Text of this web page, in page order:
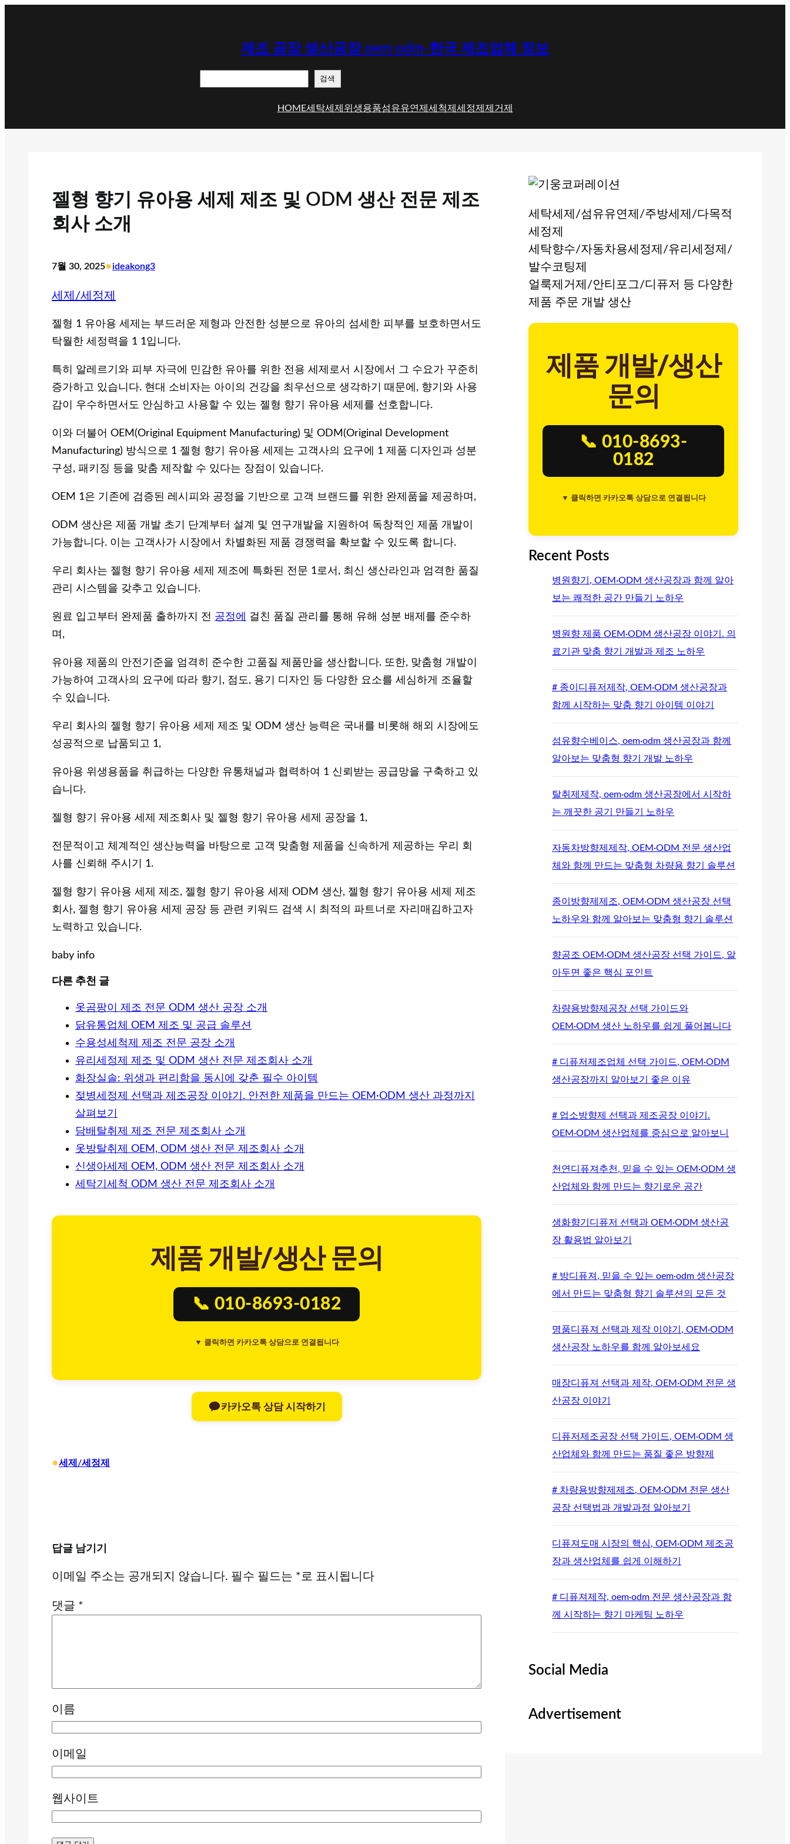
제조 공장 생산공장 oem odm-한국 제조업체 정보
검색
HOME세탁세제 위생용품섬유유연제 세척제 세정제 제거제
젤형 향기 유아용 세제 제조 및 ODM 생산 전문 제조
회사 소개
7월 30, 2025•ideakong3
세제/세정제
젤형 1 유아용 세제는 부드러운 제형과 안전한 성분으로 유아의 섬세한 피부를 보호하면서도
탁월한 세정력을 1 1입니다.
특히 알레르기와 피부 자극에 민감한 유아를 위한 전용 세제로서 시장에서 그 수요가 꾸준히
증가하고 있습니다. 현대 소비자는 아이의 건강을 최우선으로 생각하기 때문에, 향기와 사용
감이 우수하면서도 안심하고 사용할 수 있는 젤형 향기 유아용 세제를 선호합니다.
이와 더불어 OEM(Original Equipment Manufacturing) 및 ODM(Original Development
Manufacturing) 방식으로 1 젤형 향기 유아용 세제는 고객사의 요구에 1 제품 디자인과 성분
구성, 패키징 등을 맞춤 제작할 수 있다는 장점이 있습니다.
OEM 1은 기존에 검증된 레시피와 공정을 기반으로 고객 브랜드를 위한 완제품을 제공하며,
ODM 생산은 제품 개발 초기 단계부터 설계 및 연구개발을 지원하여 독창적인 제품 개발이
가능합니다. 이는 고객사가 시장에서 차별화된 제품 경쟁력을 확보할 수 있도록 합니다.
우리 회사는 젤형 향기 유아용 세제 제조에 특화된 전문 1로서, 최신 생산라인과 엄격한 품질
관리 시스템을 갖추고 있습니다.
원료 입고부터 완제품 출하까지 전 공정에
걸친 품질 관리를 통해 유해 성분 배제를 준수하
며,
유아용 제품의 안전기준을 엄격히 준수한 고품질 제품만을 생산합니다. 또한, 맞춤형 개발이
가능하여 고객사의 요구에 따라 향기, 점도, 용기 디자인 등 다양한 요소를 세심하게 조율할
수 있습니다.
우리 회사의 젤형 향기 유아용 세제 제조 및 ODM 생산 능력은 국내를 비롯해 해외 시장에도
성공적으로 납품되고 1,
유아용 위생용품을 취급하는 다양한 유통채널과 협력하여 1 신뢰받는 공급망을 구축하고 있
습니다.
젤형 향기 유아용 세제 제조회사 및 젤형 향기 유아용 세제 공장을 1,
전문적이고 체계적인 생산능력을 바탕으로 고객 맞춤형 제품을 신속하게 제공하는 우리 회
사를 신뢰해 주시기 1.
젤형 향기 유아용 세제 제조, 젤형 향기 유아용 세제 ODM 생산, 젤형 향기 유아용 세제 제조
회사, 젤형 향기 유아용 세제 공장 등 관련 키워드 검색 시 최적의 파트너로 자리매김하고자
노력하고 있습니다.
baby info
다른 추천 글
옷곰팡이 제조 전문 ODM 생산 공장 소개
닭유통업체 OEM 제조 및 공급 솔루션
수용성세척제 제조 전문 공장 소개
유리세정제 제조 및 ODM 생산 전문 제조회사 소개
화장실솔: 위생과 편리함을 동시에 갖춘 필수 아이템
젖병세정제 선택과 제조공장 이야기. 안전한 제품을 만드는 OEM·ODM 생산 과정까지
살펴보기
담배탈취제 제조 전문 제조회사 소개
옷방탈취제 OEM, ODM 생산 전문 제조회사 소개
신생아세제 OEM, ODM 생산 전문 제조회사 소개
세탁기세척 ODM 생산 전문 제조회사 소개
제품 개발/생산 문의
📞 010-8693-0182
▼ 클릭하면 카카오톡 상담으로 연결됩니다
카카오톡 상담 시작하기
•세제/세정제
답글 남기기
이메일 주소는 공개되지 않습니다. 필수 필드는 *로 표시됩니다
댓글 *
이름
이메일
웹사이트
세탁세제/섬유유연제/주방세제/다목적
세정제
세탁향수/자동차용세정제/유리세정제/
발수코팅제
얼룩제거제/안티포그/디퓨저 등 다양한
제품 주문 개발 생산
제품 개발/생산
문의
📞 010-8693-
0182
▼ 클릭하면 카카오톡 상담으로 연결됩니다
Recent Posts
병원향기, OEM·ODM 생산공장과 함께 알아
보는 쾌적한 공간 만들기 노하우
병원향 제품 OEM·ODM 생산공장 이야기. 의
료기관 맞춤 향기 개발과 제조 노하우
# 종이디퓨저제작, OEM·ODM 생산공장과
함께 시작하는 맞춤 향기 아이템 이야기
섬유향수베이스, oem·odm 생산공장과 함께
알아보는 맞춤형 향기 개발 노하우
탈취제제작, oem·odm 생산공장에서 시작하
는 깨끗한 공기 만들기 노하우
자동차방향제제작, OEM·ODM 전문 생산업
체와 함께 만드는 맞춤형 차량용 향기 솔루션
종이방향제제조, OEM·ODM 생산공장 선택
노하우와 함께 알아보는 맞춤형 향기 솔루션
향공조 OEM·ODM 생산공장 선택 가이드, 알
아두면 좋은 핵심 포인트
차량용방향제공장 선택 가이드와
OEM·ODM 생산 노하우를 쉽게 풀어봅니다
# 디퓨저제조업체 선택 가이드, OEM·ODM
생산공장까지 알아보기 좋은 이유
# 업소방향제 선택과 제조공장 이야기.
OEM·ODM 생산업체를 중심으로 알아보니
천연디퓨져추천, 믿을 수 있는 OEM·ODM 생
산업체와 함께 만드는 향기로운 공간
생화향기디퓨저 선택과 OEM·ODM 생산공
장 활용법 알아보기
# 방디퓨져, 믿을 수 있는 oem·odm 생산공장
에서 만드는 맞춤형 향기 솔루션의 모든 것
명품디퓨져 선택과 제작 이야기, OEM·ODM
생산공장 노하우를 함께 알아보세요
매장디퓨져 선택과 제작, OEM·ODM 전문 생
산공장 이야기
디퓨저제조공장 선택 가이드, OEM·ODM 생
산업체와 함께 만드는 품질 좋은 방향제
# 차량용방향제제조, OEM·ODM 전문 생산
공장 선택법과 개발과정 알아보기
디퓨져도매 시장의 핵심, OEM·ODM 제조공
장과 생산업체를 쉽게 이해하기
# 디퓨져제작, oem·odm 전문 생산공장과 함
께 시작하는 향기 마케팅 노하우
Social Media
Advertisement